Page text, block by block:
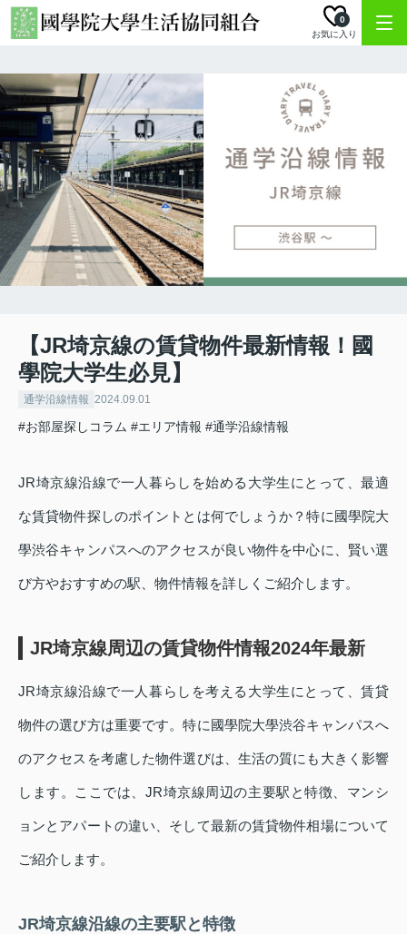
お気に入り
0
【JR埼京線の賃貸物件最新情報！國
學院大学生必見】
通学沿線情報 2024.09.01
#お部屋探しコラム #エリア情報 #通学沿線情報
JR埼京線沿線で一人暮らしを始める大学生にとって、最適
な賃貸物件探しのポイントとは何でしょうか？特に國學院大
學渋谷キャンパスへのアクセスが良い物件を中心に、賢い選
び方やおすすめの駅、物件情報を詳しくご紹介します。
JR埼京線周辺の賃貸物件情報2024年最新
JR埼京線沿線で一人暮らしを考える大学生にとって、賃貸
物件の選び方は重要です。特に國學院大學渋谷キャンパスへ
のアクセスを考慮した物件選びは、生活の質にも大きく影響
します。ここでは、JR埼京線周辺の主要駅と特徴、マンシ
ョンとアパートの違い、そして最新の賃貸物件相場について
ご紹介します。
JR埼京線沿線の主要駅と特徴